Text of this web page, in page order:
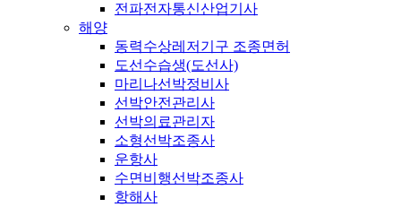
전파전자통신산업기사
해양
동력수상레저기구 조종면허
도선수습생(도선사)
마리나선박정비사
선박안전관리사
선박의료관리자
소형선박조종사
운항사
수면비행선박조종사
항해사